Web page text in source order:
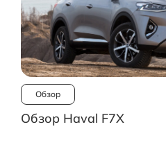
Обзор
Обзор Haval F7X